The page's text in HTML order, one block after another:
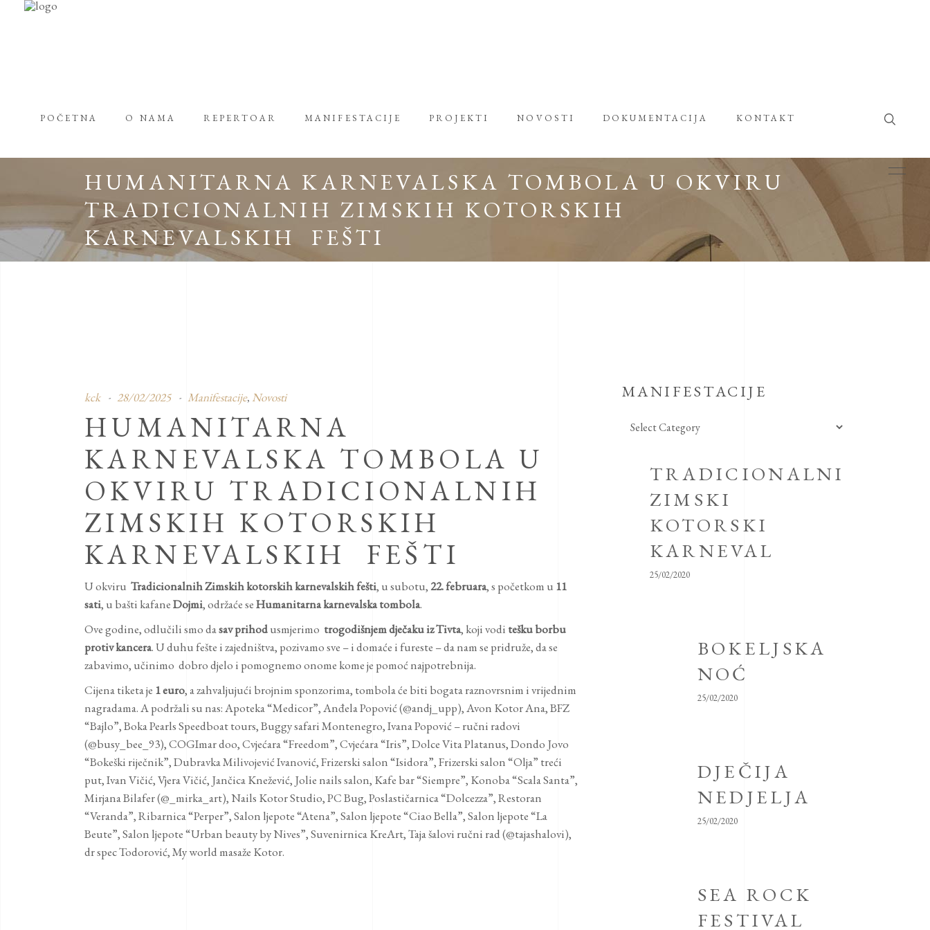
POČETNA O NAMA REPERTOAR MANIFESTACIJE PROJEKTI NOVOSTI DOKUMENTACIJA KONTAKT
HUMANITARNA KARNEVALSKA TOMBOLA U OKVIRU
TRADICIONALNIH ZIMSKIH KOTORSKIH
KARNEVALSKIH FEŠTI
kck 28/02/2025 Manifestacije, Novosti
HUMANITARNA
KARNEVALSKA TOMBOLA U
OKVIRU TRADICIONALNIH
ZIMSKIH KOTORSKIH
KARNEVALSKIH FEŠTI
U okviru Tradicionalnih Zimskih kotorskih karnevalskih fešti, u subotu,22. februara, s početkom u 11
sati, u bašti kafaneDojmi, održaće seHumanitarna karnevalska tombola.
Ove godine, odlučili smo dasav prihodusmjerimo trogodišnjem dječaku iz Tivta, koji vodi tešku borbu
protiv kancera. U duhu fešte i zajedništva, pozivamo sve – i domaće i fureste – da nam se pridruže, da se
zabavimo, učinimo dobro djelo i pomognemo onome kome je pomoć najpotrebnija.
Cijena tiketa je 1 euro, a zahvaljujući brojnim sponzorima, tombola će biti bogata raznovrsnim i vrijednim
nagradama. A podržali su nas: Apoteka “Medicor”, Anđela Popović (@andj_upp), Avon Kotor Ana, BFZ
“Bajlo”, Boka Pearls Speedboat tours, Buggy safari Montenegro, Ivana Popović – ručni radovi
(@busy_bee_93), COGImar doo, Cvjećara “Freedom”, Cvjećara “Iris”, Dolce Vita Platanus, Dondo Jovo
“Bokeški riječnik”, Dubravka Milivojević Ivanović, Frizerski salon “Isidora”, Frizerski salon “Olja” treći
put, Ivan Vičić, Vjera Vičić, Jančica Knežević, Jolie nails salon, Kafe bar “Siempre”, Konoba “Scala Santa”,
Mirjana Bilafer (@_mirka_art), Nails Kotor Studio, PC Bug, Poslastičarnica “Dolcezza”, Restoran
“Veranda”, Ribarnica “Perper”, Salon ljepote “Atena”, Salon ljepote “Ciao Bella”, Salon ljepote “La
Beute”, Salon ljepote “Urban beauty by Nives”, Suvenirnica KreArt, Taja šalovi ručni rad (@tajashalovi),
dr spec Todorović, My world masaže Kotor.
MANIFESTACIJE
TRADICIONALNI
ZIMSKI
KOTORSKI
KARNEVAL
25/02/2020
BOKELJSKA
NOĆ
25/02/2020
DJEČIJA
NEDJELJA
25/02/2020
SEA ROCK
FESTIVAL